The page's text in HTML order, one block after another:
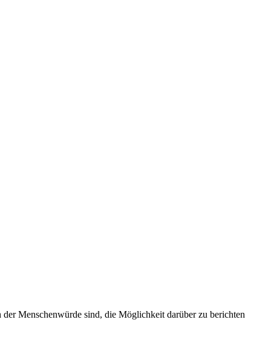
Menschenwürde sind, die Möglichkeit darüber zu berichten